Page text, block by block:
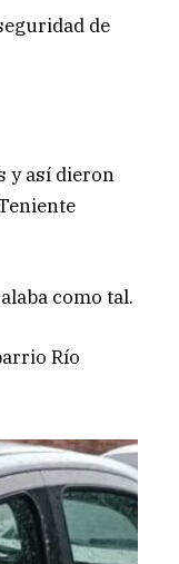
de
y así dieron
como tal.
Río